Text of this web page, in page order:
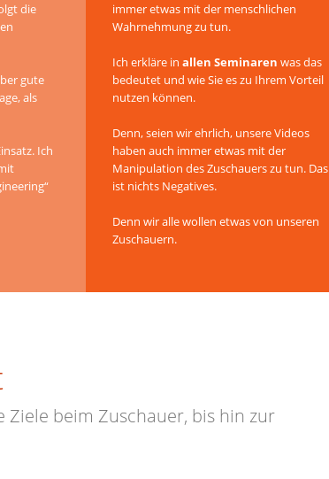
die
gute
als
Ich
immer etwas mit der menschlichen
Wahrnehmung zu tun.
Ich erkläre in allen Seminaren was das
bedeutet und wie Sie es zu Ihrem Vorteil
nutzen können.
Denn, seien wir ehrlich, unsere Videos
haben auch immer etwas mit der
Manipulation des Zuschauers zu tun. Das
ist nichts Negatives.
Denn wir alle wollen etwas von unseren
Zuschauern.
Ziele beim Zuschauer, bis hin zur